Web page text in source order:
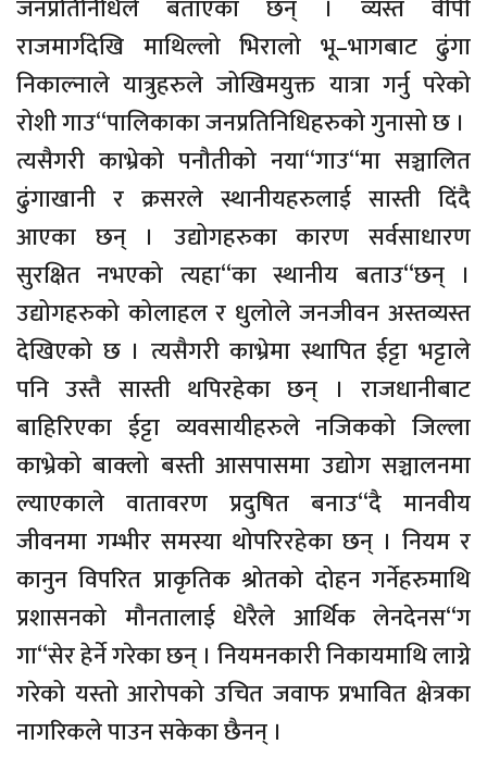
जनप्रतिनिधिले बताएका छन् । व्यस्त वीपी
राजमार्गदेखि माथिल्लो भिरालो भू–भागबाट ढुंगा
निकाल्नाले यात्रुहरुले जोखिमयुक्त यात्रा गर्नु परेको
रोशी गाउ“पालिकाका जनप्रतिनिधिहरुको गुनासो छ ।
त्यसैगरी काभ्रेको पनौतीको नया“गाउ“मा सञ्चालित
ढुंगाखानी र क्रसरले स्थानीयहरुलाई सास्ती दिंदै
आएका छन् । उद्योगहरुका कारण सर्वसाधारण
सुरक्षित नभएको त्यहा“का स्थानीय बताउ“छन् ।
उद्योगहरुको कोलाहल र धुलोले जनजीवन अस्तव्यस्त
देखिएको छ । त्यसैगरी काभ्रेमा स्थापित ईट्टा भट्टाले
पनि उस्तै सास्ती थपिरहेका छन् । राजधानीबाट
बाहिरिएका ईट्टा व्यवसायीहरुले नजिकको जिल्ला
काभ्रेको बाक्लो बस्ती आसपासमा उद्योग सञ्चालनमा
ल्याएकाले वातावरण प्रदुषित बनाउ“दै मानवीय
जीवनमा गम्भीर समस्या थोपरिरहेका छन् । नियम र
कानुन विपरित प्राकृतिक श्रोतको दोहन गर्नेहरुमाथि
प्रशासनको मौनतालाई धेरैले आर्थिक लेनदेनस“ग
गा“सेर हेर्ने गरेका छन् । नियमनकारी निकायमाथि लाग्ने
गरेको यस्तो आरोपको उचित जवाफ प्रभावित क्षेत्रका
नागरिकले पाउन सकेका छैनन् ।